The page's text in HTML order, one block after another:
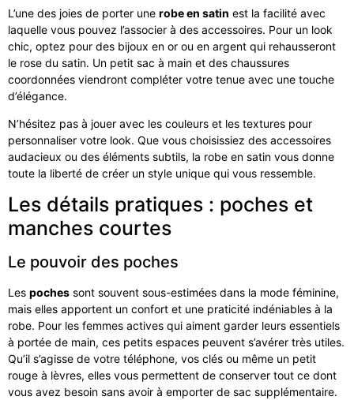
L’une des joies de porter une robe en satin est la facilité avec
laquelle vous pouvez l’associer à des accessoires. Pour un look
chic, optez pour des bijoux en or ou en argent qui rehausseront
le rose du satin. Un petit sac à main et des chaussures
coordonnées viendront compléter votre tenue avec une touche
d’élégance.
N’hésitez pas à jouer avec les couleurs et les textures pour
personnaliser votre look. Que vous choisissiez des accessoires
audacieux ou des éléments subtils, la robe en satin vous donne
toute la liberté de créer un style unique qui vous ressemble.
Les détails pratiques : poches et
manches courtes
Le pouvoir des poches
Les poches sont souvent sous-estimées dans la mode féminine,
mais elles apportent un confort et une praticité indéniables à la
robe. Pour les femmes actives qui aiment garder leurs essentiels
à portée de main, ces petits espaces peuvent s’avérer très utiles.
Qu’il s’agisse de votre téléphone, vos clés ou même un petit
rouge à lèvres, elles vous permettent de conserver tout ce dont
vous avez besoin sans avoir à emporter de sac supplémentaire.